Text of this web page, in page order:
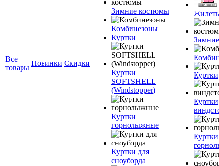
Все
товары
Новинки Скидки
Зимние костюмы
Комбинезоны
Куртки
Куртки
SOFTSHELL
(Windstopper)
Куртки
горнолыжные
Куртки для
сноуборда
Куртки
Куртки
Куртки